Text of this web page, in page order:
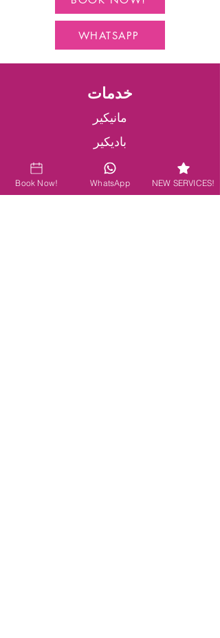
WHATSAPP
خدمات
مانيكير
باديكير
تسريحة شعر
العناية بالوجه والرموشBook Now! WhatsApp NEW SERVICES!